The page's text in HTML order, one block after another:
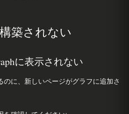
築されない
に表示されない
のに、新しいページがグラフに追加さ